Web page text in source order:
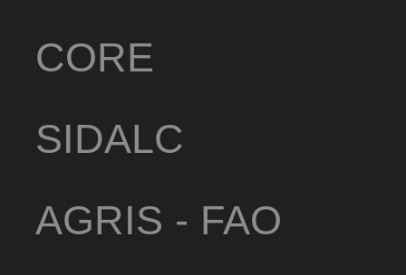
CORE
SIDALC
AGRIS - FAO